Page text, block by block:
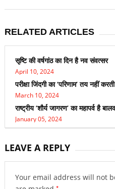
RELATED ARTICLES
सृष्टि की वर्षगांठ का दिन है नव संवत्सर
April 10, 2024
परीक्षा जिंदगी का ‘परिणाम’ तय नहीं करती
March 10, 2024
राष्ट्रीय ‘शौर्य जागरण’ का महापर्व है
January 05, 2024
LEAVE A REPLY
Your email address will not